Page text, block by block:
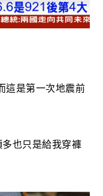
這是第一次地震前
也只是給我穿褲